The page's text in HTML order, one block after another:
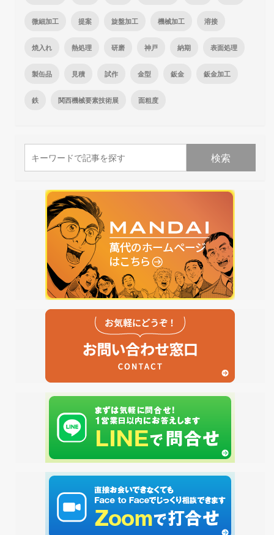
微細加工 提案 旋盤加工 機械加工 溶接
焼入れ 熱処理 研磨 神戸 納期 表面処理
製缶品 見積 試作 金型 鈑金 鈑金加工
鉄 関西機械要素技術展 面粗度
検索